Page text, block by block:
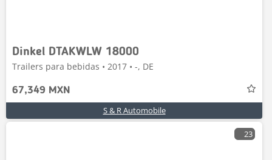
Dinkel DTAKWLW 18000
Trailers para bebidas • 2017 • -, DE
67,349 MXN
S & R Automobile
23